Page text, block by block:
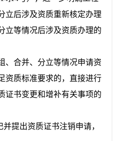
立后涉及资质重新核定办理
立等情况后涉及资质办理的
合并、分立等情况申请资
资质标准要求的，直接进行
证书变更和增补有关事项的
提出资质证书注销申请，